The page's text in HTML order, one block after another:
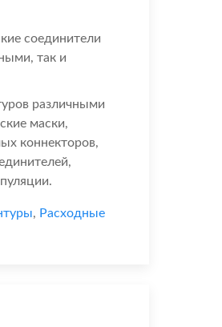
соединители
так и
различными
маски,
коннекторов,
, Расходные